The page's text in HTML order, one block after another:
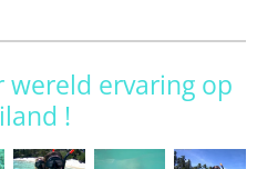
wereld ervaring op
!